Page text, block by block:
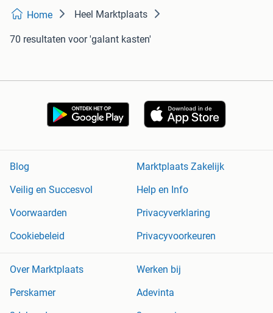
Home Heel Marktplaats
70 resultaten voor 'galant kasten'
Blog
Marktplaats Zakelijk
Veilig en Succesvol
Help en Info
Voorwaarden
Privacyverklaring
Cookiebeleid
Privacyvoorkeuren
Over Marktplaats
Werken bij
Perskamer
Adevinta